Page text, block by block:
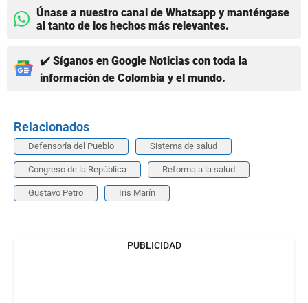
Únase a nuestro canal de Whatsapp y manténgase
al tanto de los hechos más relevantes.
✔️ Síganos en Google Noticias con toda la
información de Colombia y el mundo.
Relacionados
Defensoría del Pueblo Sistema de salud
Congreso de la República Reforma a la salud
Gustavo Petro Iris Marín
PUBLICIDAD